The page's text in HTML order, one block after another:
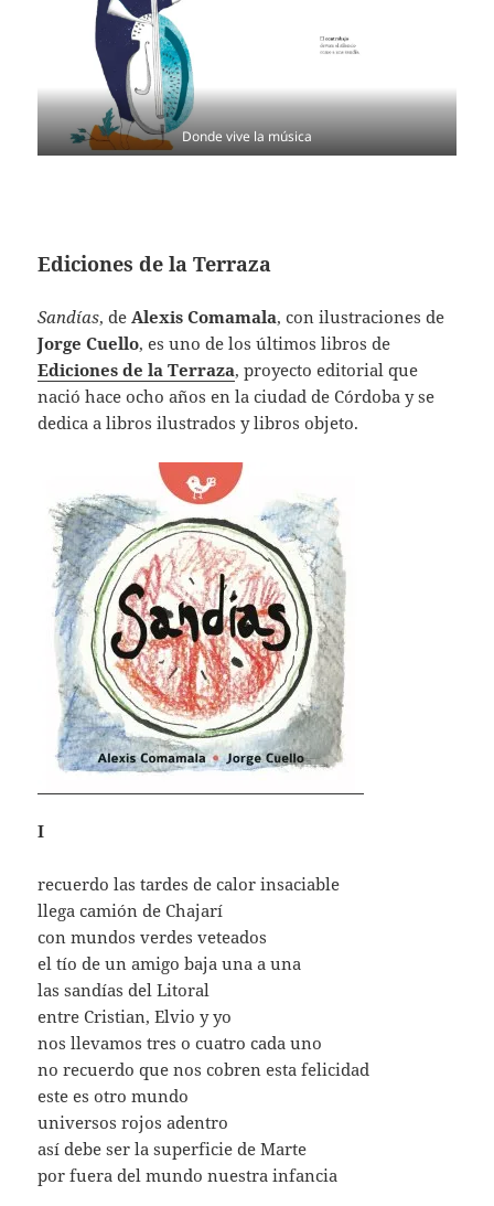
Donde vive la música
Ediciones de la Terraza
Sandías, deAlexis Comamala, con ilustraciones de
Jorge Cuello, es uno de los últimos libros de
Ediciones de la Terraza, proyecto editorial que
nació hace ocho años en la ciudad de Córdoba y se
dedica a libros ilustrados y libros objeto.
I
recuerdo las tardes de calor insaciable
llega camión de Chajarí
con mundos verdes veteados
el tío de un amigo baja una a una
las sandías del Litoral
entre Cristian, Elvio y yo
nos llevamos tres o cuatro cada uno
no recuerdo que nos cobren esta felicidad
este es otro mundo
universos rojos adentro
así debe ser la superficie de Marte
por fuera del mundo nuestra infancia